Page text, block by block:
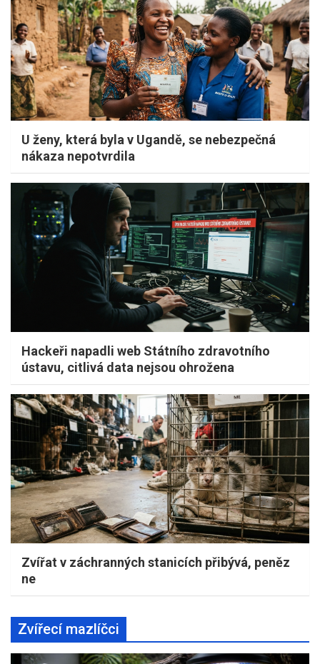
U ženy, která byla v Ugandě, se nebezpečná
nákaza nepotvrdila
Hackeři napadli web Státního zdravotního
ústavu, citlivá data nejsou ohrožena
Zvířat v záchranných stanicích přibývá, peněz
ne
Zvířecí mazlíčci